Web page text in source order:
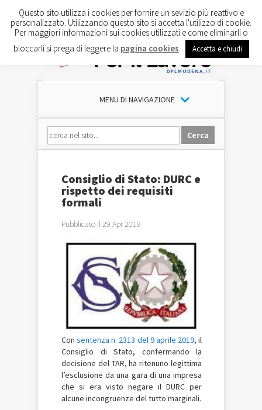
MENU DI NAVIGAZIONE
Consiglio di Stato: DURC e
rispetto dei requisiti
formali
Pubblicato il 29 Apr 2019
Consentenza n. 2313 del 9 aprile 2019, il
Consiglio di Stato, confermando la
decisione del TAR, ha ritenuno legittima
l’esclusione da una gara di una impresa
che si era visto negare il DURC per
alcune incongruenze del tutto marginali.
Questo sito utilizza i cookies per fornire un sevizio più reattivo e
personalizzato. Utilizzando questo sito si accetta l'utilizzo di cookie.
Per maggiori informazioni sui cookies utilizzati e come eliminarli o
bloccarli si prega di leggere la pagina cookies Accetta e chiudi